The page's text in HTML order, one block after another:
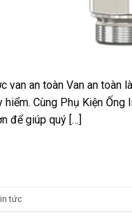
van an toàn Van an toàn
hiểm. Cùng Phụ Kiện
để giúp quý […]
tức